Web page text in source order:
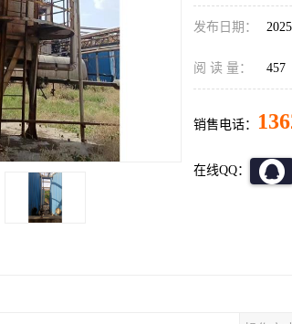
发布日期：
阅 读 量： 457
销售电话：
在线QQ：